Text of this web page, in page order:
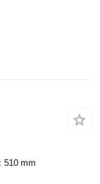
510 mm